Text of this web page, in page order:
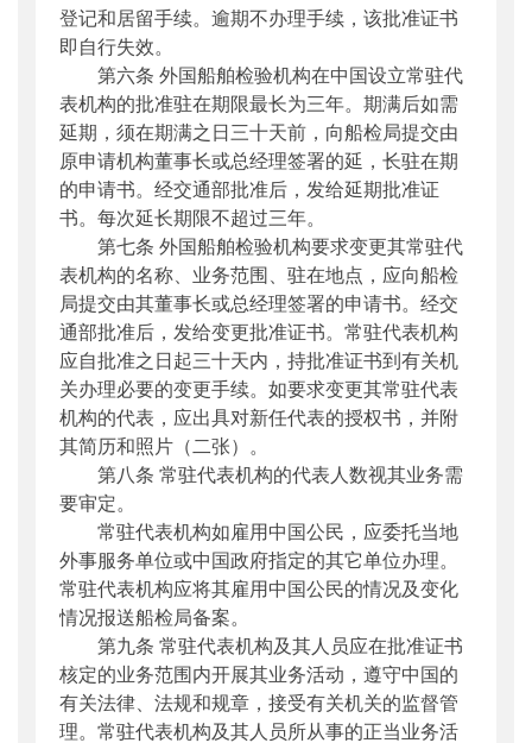
登记和居留手续。逾期不办理手续，该批准证书
即自行失效。
第六条 外国船舶检验机构在中国设立常驻代
表机构的批准驻在期限最长为三年。期满后如需
延期，须在期满之日三十天前，向船检局提交由
原申请机构董事长或总经理签署的延，长驻在期
的申请书。经交通部批准后，发给延期批准证
书。每次延长期限不超过三年。
第七条 外国船舶检验机构要求变更其常驻代
表机构的名称、业务范围、驻在地点，应向船检
局提交由其董事长或总经理签署的申请书。经交
通部批准后，发给变更批准证书。常驻代表机构
应自批准之日起三十天内，持批准证书到有关机
关办理必要的变更手续。如要求变更其常驻代表
机构的代表，应出具对新任代表的授权书，并附
其简历和照片（二张）。
第八条 常驻代表机构的代表人数视其业务需
要审定。
常驻代表机构如雇用中国公民，应委托当地
外事服务单位或中国政府指定的其它单位办理。
常驻代表机构应将其雇用中国公民的情况及变化
情况报送船检局备案。
第九条 常驻代表机构及其人员应在批准证书
核定的业务范围内开展其业务活动，遵守中国的
有关法律、法规和规章，接受有关机关的监督管
理。常驻代表机构及其人员所从事的正当业务活